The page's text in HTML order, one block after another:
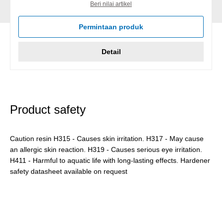
Beri nilai artikel
Permintaan produk
Detail
Product safety
Caution resin H315 - Causes skin irritation. H317 - May cause
an allergic skin reaction. H319 - Causes serious eye irritation.
H411 - Harmful to aquatic life with long-lasting effects. Hardener
safety datasheet available on request